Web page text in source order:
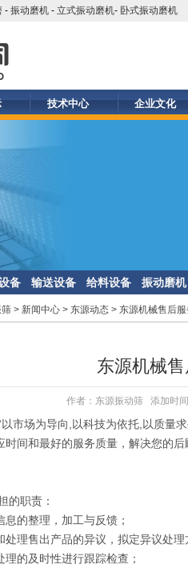
- 振动磨机- 立式振动磨机- 卧式振动磨机
技术中心 企业文化
备 输送设备 给料设备 振动磨机
> 新闻中心 > 东源动态 > 东源机械售后
东源机械
作者：东源振动筛 添加时
市场为导向,以科技为依托,以质量
时间和最好的服务质量，解决您的
的职责：
的整理，加工与反馈；
理售出产品的异议，拟定异议处理
的及时性进行跟踪检查；